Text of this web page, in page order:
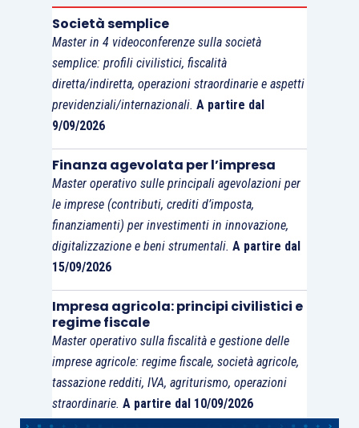
Società semplice
Master in 4 videoconferenze sulla società
semplice: profili civilistici, fiscalità
diretta/indiretta, operazioni straordinarie e aspetti
previdenziali/internazionali. A partire dal
9/09/2026
Finanza agevolata per l’impresa
Master operativo sulle principali agevolazioni per
le imprese (contributi, crediti d’imposta,
finanziamenti) per investimenti in innovazione,
digitalizzazione e beni strumentali. A partire dal
15/09/2026
Impresa agricola: principi civilistici e
regime fiscale
Master operativo sulla fiscalità e gestione delle
imprese agricole: regime fiscale, società agricole,
tassazione redditi, IVA, agriturismo, operazioni
straordinarie. A partire dal 10/09/2026